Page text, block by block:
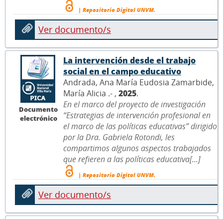
| Repositorio Digital UNVM.
Ver documento/s
Documento
electrónico
La intervención desde el trabajo
social en el campo educativo
Andrada, Ana María Eudosia Zamarbide,
María Alicia .- , 2025.
En el marco del proyecto de investigación
“Estrategias de intervención profesional en
el marco de las políticas educativas” dirigido
por la Dra. Gabriela Rotondi, les
compartimos algunos aspectos trabajados
que refieren a las políticas educativa[...]
| Repositorio Digital UNVM.
Ver documento/s